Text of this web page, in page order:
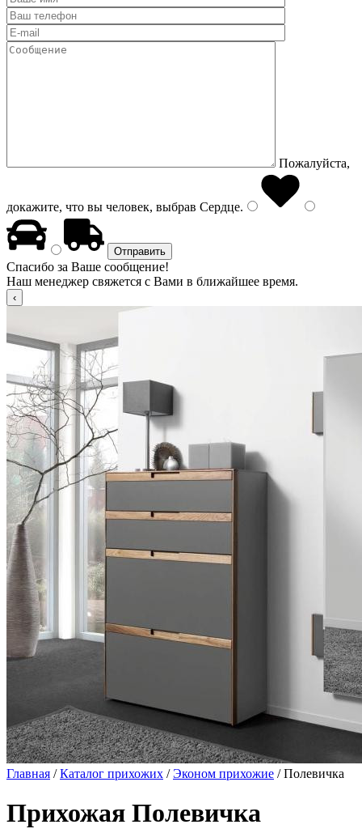
Пожалуйста,
докажите, что вы человек, выбрав Сердце.
Спасибо за Ваше сообщение!
Наш менеджер свяжется с Вами в ближайшее время.
Главная /Каталог прихожих /Эконом прихожие / Полевичка
Прихожая Полевичка